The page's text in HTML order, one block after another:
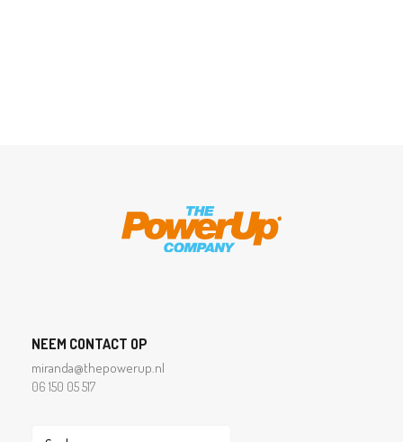
NEEM CONTACT OP
miranda@thepowerup.nl
06 150 05 517